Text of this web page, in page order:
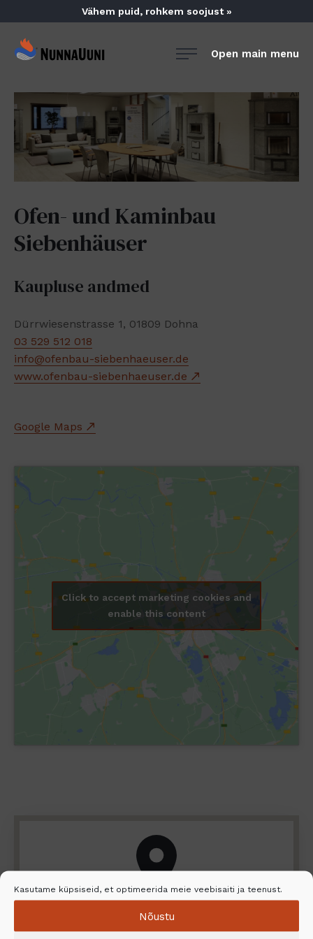
Kasutame küpsiseid, et optimeerida meie veebisaiti ja teenust.
Nõustu
content
Vähem puid, rohkem soojust »
NunnaUuni
suomalainen
vuolukivitakka
Open main menu
Ofen- und Kaminbau
Siebenhäuser
Kaupluse andmed
Dürrwiesenstrasse 1, 01809 Dohna
03 529 512 018
info@ofenbau-siebenhaeuser.de
www.ofenbau-siebenhaeuser.de
Google Maps
Click to accept marketing cookies and
enable this content
Leidke lähim edasimüüja ja